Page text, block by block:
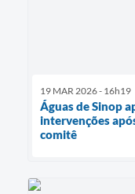
19 MAR 2026 - 16h19
Águas de Sinop
intervenções
comitê